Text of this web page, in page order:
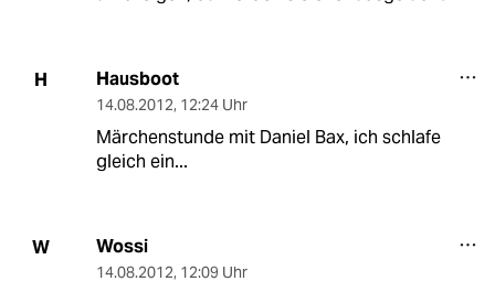
H Hausboot
14.08.2012, 12:24 Uhr
Märchenstunde mit Daniel Bax, ich schlafe
gleich ein...
W Wossi
14.08.2012, 12:09 Uhr